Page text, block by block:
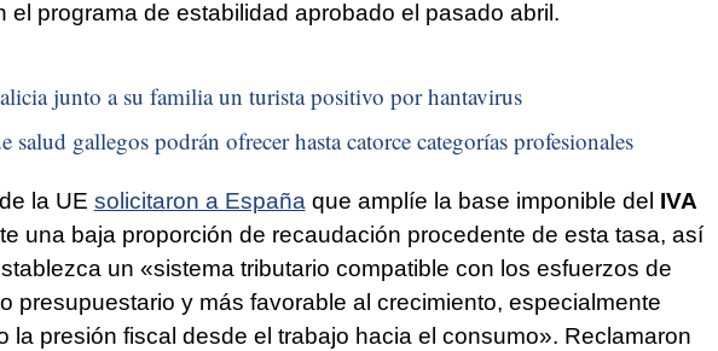
el programa de estabilidad aprobado el pasado abril.
junto a su familia un turista positivo por hantavirus
salud gallegos podrán ofrecer hasta catorce categorías profesionales
la UE solicitaron a España que amplíe la base imponible del IVA
una baja proporción de recaudación procedente de esta tasa, así
un «sistema tributario compatible con los esfuerzos de
presupuestario y más favorable al crecimiento, especialmente
la presión fiscal desde el trabajo hacia el consumo». Reclamaron